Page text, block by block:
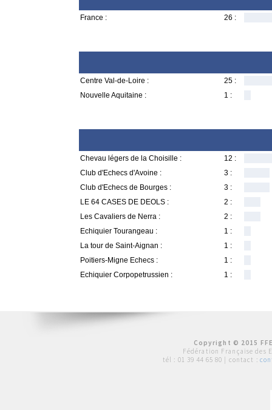
France : 26 :
Centre Val-de-Loire :
25 :
Nouvelle Aquitaine :
1 :
Chevau légers de la Choisille :
12 :
Club d'Echecs d'Avoine :
3 :
Club d'Echecs de Bourges :
3 :
LE 64 CASES DE DEOLS :
2 :
Les Cavaliers de Nerra :
2 :
Echiquier Tourangeau :
1 :
La tour de Saint-Aignan :
1 :
Poitiers-Migne Echecs :
1 :
Echiquier Corpopetrussien :
1 :
Copyright © 2015
Fédération Française des
tél : 01 39 44 65 80 | contact :